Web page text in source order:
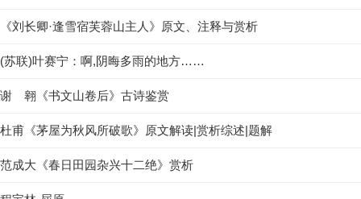
《刘长卿·逢雪宿芙蓉山主人》原文、注释与赏析
(苏联)叶赛宁：啊,阴晦多雨的地方……
谢 翱《书文山卷后》古诗鉴赏
杜甫《茅屋为秋风所破歌》原文解读|赏析综述|题解
范成大《春日田园杂兴十二绝》赏析